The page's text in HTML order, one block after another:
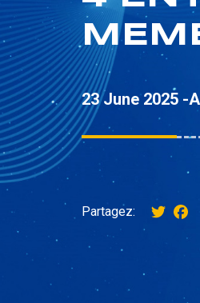
23 June 2025 -
Partagez: Twitter